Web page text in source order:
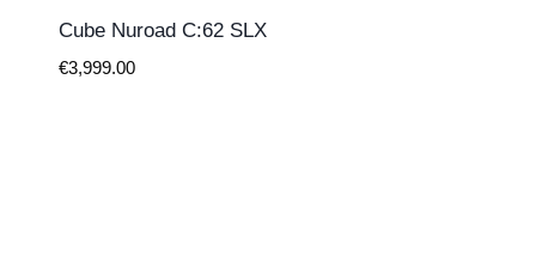
Cube Nuroad C:62 SLX
€3,999.00